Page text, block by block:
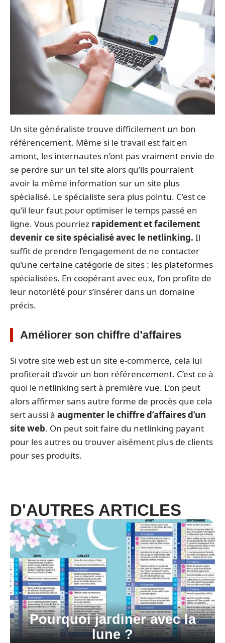
Un site généraliste trouve difficilement un bon
référencement. Même si le travail est fait en
amont, les internautes n’ont pas vraiment envie de
se perdre sur un tel site alors qu’ils pourraient
avoir la même information sur un site plus
spécialisé. Le spécialiste sera plus pointu. C’est ce
qu’il leur faut pour optimiser le temps passé en
ligne. Vous pourriez rapidement et facilement
devenir ce site spécialisé avec le netlinking. Il
suffit de prendre l’engagement de ne contacter
qu’une certaine catégorie de sites : les plateformes
spécialisées. En coopérant avec eux, l’on profite de
leur notoriété pour s’insérer dans un domaine
précis.
Améliorer son chiffre d’affaires
Si votre site web est un site e-commerce, cela lui
profiterait d’avoir un bon référencement. C’est ce à
quoi le netlinking sert à première vue. L’on peut
alors affirmer sans autre forme de procès que cela
sert aussi à augmenter le chiffre d’affaires d’un
site web. On peut soit faire du netlinking payant
pour les autres ou trouver aisément plus de clients
pour ses produits.
D'AUTRES ARTICLES
Pourquoi jardiner avec la
lune ?